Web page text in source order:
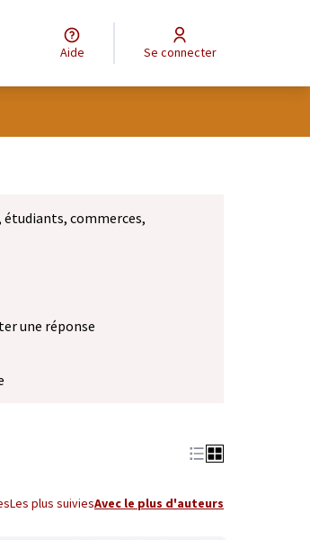
Aide Se connecter
étudiants, commerces,
une réponse
Les plus suiviesAvec le plus d'auteurs